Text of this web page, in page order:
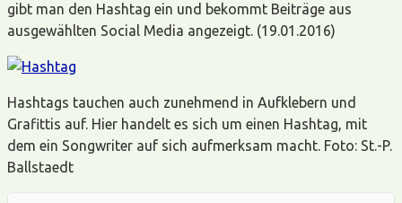
gibt man den Hashtag ein und bekommt Beiträge aus
ausgewählten Social Media angezeigt. (19.01.2016)
Hashtags tauchen auch zunehmend in Aufklebern und
Grafittis auf. Hier handelt es sich um einen Hashtag, mit
dem ein Songwriter auf sich aufmerksam macht. Foto: St.-P.
Ballstaedt